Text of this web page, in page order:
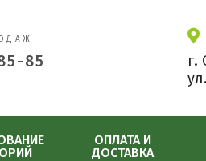
85
г.
ОПЛАТА И
ДОСТАВКА